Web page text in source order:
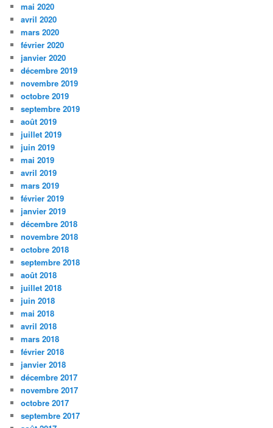
mai 2020
avril 2020
mars 2020
février 2020
janvier 2020
décembre 2019
novembre 2019
octobre 2019
septembre 2019
août 2019
juillet 2019
juin 2019
mai 2019
avril 2019
mars 2019
février 2019
janvier 2019
décembre 2018
novembre 2018
octobre 2018
septembre 2018
août 2018
juillet 2018
juin 2018
mai 2018
avril 2018
mars 2018
février 2018
janvier 2018
décembre 2017
novembre 2017
octobre 2017
septembre 2017